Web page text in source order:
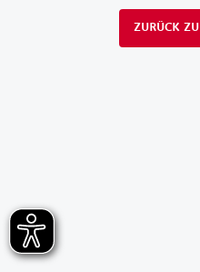
ZURÜCK